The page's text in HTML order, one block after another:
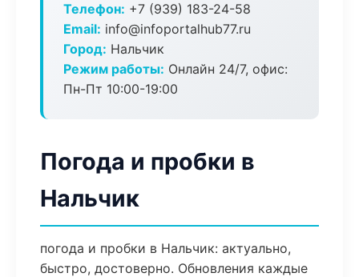
Телефон: +7 (939) 183-24-58
Email: info@infoportalhub77.ru
Город: Нальчик
Режим работы: Онлайн 24/7, офис:
Пн-Пт 10:00-19:00
Погода и пробки в
Нальчик
погода и пробки в Нальчик: актуально,
быстро, достоверно. Обновления каждые